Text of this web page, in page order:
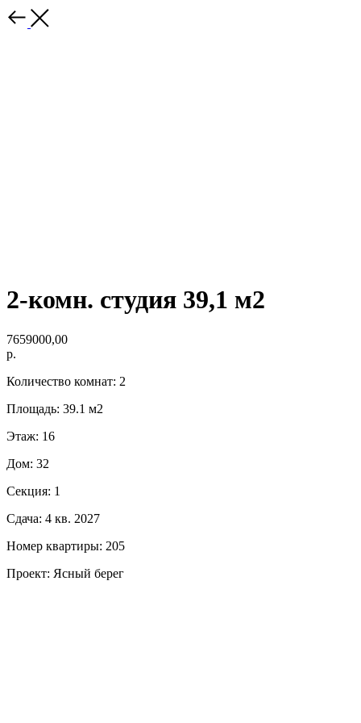
2-комн. студия 39,1 м2
7659000,00
р.
Количество комнат: 2
Площадь: 39.1 м2
Этаж: 16
Дом: 32
Секция: 1
Сдача: 4 кв. 2027
Номер квартиры: 205
Проект: Ясный берег